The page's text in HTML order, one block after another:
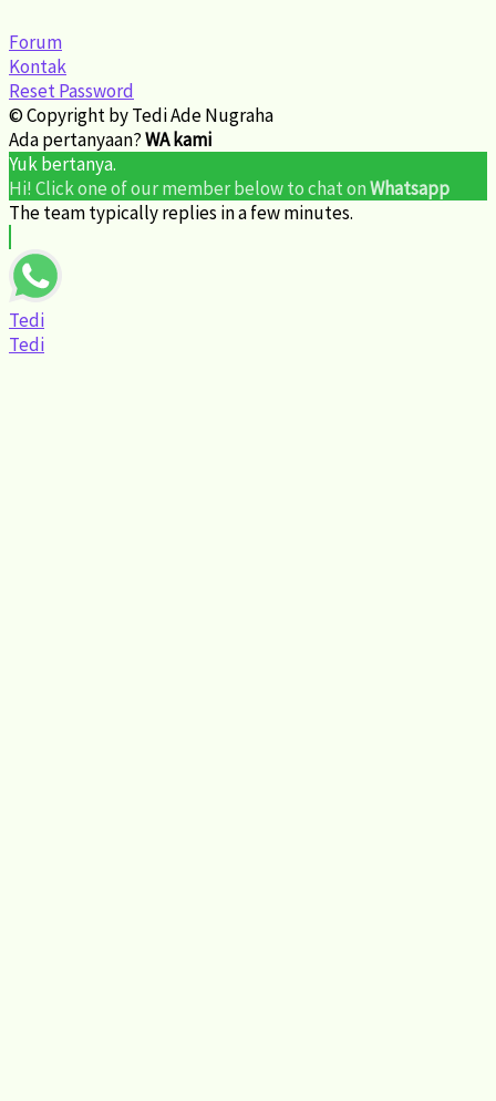
Forum
Kontak
Reset Password
© Copyright by Tedi Ade Nugraha
Ada pertanyaan?WA kami
Yuk bertanya.
Hi! Click one of our member below to chat onWhatsapp
The team typically replies in a few minutes.
Tedi
Tedi